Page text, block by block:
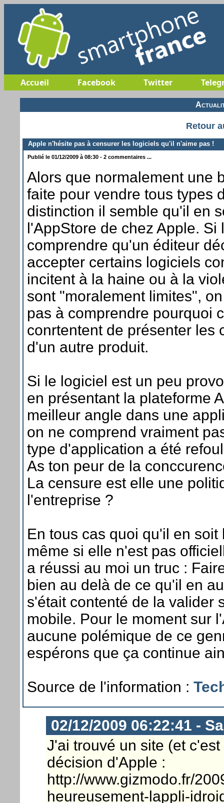
Accueil Facebook Twitter
Retour
Apple n'hésite pas à censurer les logiciels qu'il n'aime pas !
Publié le 01/12/2009 à 08:30 - 2 commentaires ...
Alors que normalement une
faite pour vendre tous types
distinction il semble qu'il en
l'AppStore de chez Apple. Si
comprendre qu'un éditeur
accepter certains logiciels
incitent à la haine ou à la
sont "moralement limites",
pas à comprendre pourquoi
conrtentent de présenter les
d'un autre produit.
Si le logiciel est un peu
en présentant la plateforme
meilleur angle dans une
on ne comprend vraiment
type d'application a été
As ton peur de la
La censure est elle une
l'entreprise ?
En tous cas quoi qu'il en soit
même si elle n'est pas
a réussi au moi un truc :
bien au delà de ce qu'il en
s'était contenté de la valider
mobile. Pour le moment sur
aucune polémique de ce
espérons que ça continue
Source de l'information :
02/12/2009 06:22:41 -
J'ai trouvé un site (et
décision d'Apple :
http://www.gizmodo.fr/
heureusement-lappli-